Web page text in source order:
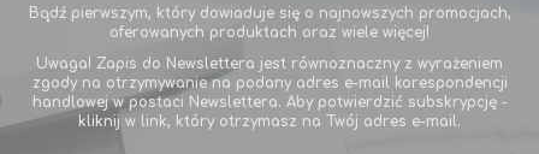
Bądź pierwszym, który dowiaduje się o najnowszych promocjach,
oferowanych produktach oraz wiele więcej!
Uwaga! Zapis do Newslettera jest równoznaczny z wyrażeniem
zgody na otrzymywanie na podany adres e-mail korespondencji
handlowej w postaci Newslettera. Aby potwierdzić subskrypcję -
kliknij w link, który otrzymasz na Twój adres e-mail.